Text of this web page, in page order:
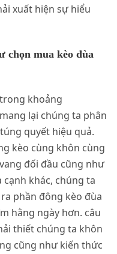
xuất hiện sự hiểu
chọn mua kèo đùa
khoảng
lại chúng ta phân
quyết hiệu quả.
kèo cùng khôn cùng
đối đầu cũng như
khác, chúng ta
phần đông kèo đùa
hằng ngày hơn. câu
thiết chúng ta khôn
cũng như kiến thức